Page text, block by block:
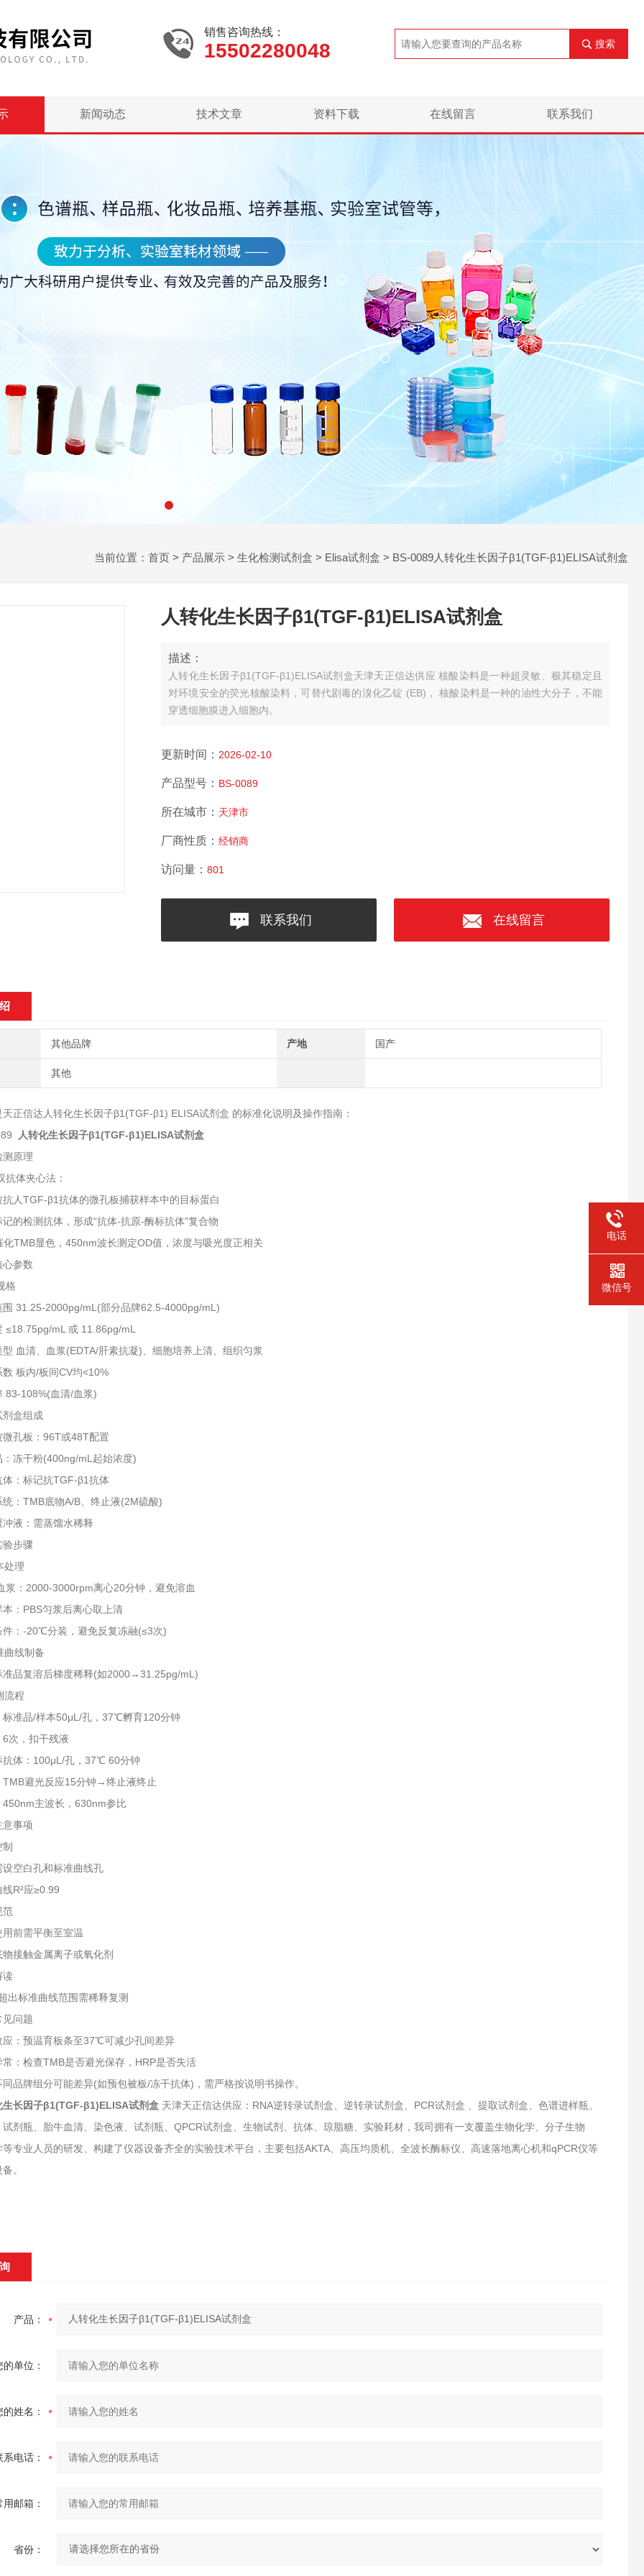
销售咨询热线：
15502280048 搜索
新闻动态 技术文章 资料下载 在线留言 联系我们
当前位置： 首页 > 产品展示 > 生化检测试剂盒 > Elisa试剂盒 > BS-0089人转化生长因子β1(TGF-β1)ELISA试剂盒
人转化生长因子β1(TGF-β1)ELISA试剂盒
描述：
人转化生长因子β1(TGF-β1)ELISA试剂盒天津天正信达供应 核酸染料是一种超灵敏、极其稳定且
对环境安全的荧光核酸染料，可替代剧毒的溴化乙锭 (EB)， 核酸染料是一种的油性大分子，不能
穿透细胞膜进入细胞内。
更新时间： 2026-02-10
产品型号： BS-0089
所在城市： 天津市
厂商性质： 经销商
访问量： 801
联系我们 在线留言
其他品牌 产地 国产
其他
信达人转化生长因子β1(TGF-β1) ELISA试剂盒‌ 的标准化说明及操作指南：
人转化生长因子β1(TGF-β1)ELISA试剂盒
原理
体夹心法‌：
TGF-β1抗体的微孔板捕获样本中的目标蛋白
检测抗体，形成“抗体-抗原-酶标抗体"复合物
显色，450nm波长测定OD值，浓度与吸光度正相关
参数
2000pg/mL(部分品牌62.5-4000pg/mL)
mL 或 11.86pg/mL
清、血浆(EDTA/肝素抗凝)、细胞培养上清、组织匀浆
内/板间CV均<10%
108%(血清/血浆)
盒组成
板‌：96T或48T配置
干粉(400ng/mL起始浓度)
标记抗TGF-β1抗体
TMB底物A/B、终止液(2M硫酸)
：需蒸馏水稀释
步骤
理‌
2000-3000rpm离心20分钟，避免溶血
PBS匀浆后离心取上清
-20℃分装，避免反复冻融(≤3次)
线制备‌
复溶后梯度稀释(如2000→31.25pg/mL)
程‌
品/样本50μL/孔，37℃孵育120分钟
，扣干残液
：100μL/孔，37℃ 60分钟
避光反应15分钟→终止液终止
主波长，630nm参比
事项
白孔和标准曲线孔
应≥0.99
需平衡至室温
触金属离子或氧化剂
标准曲线范围需稀释复测
问题
预温育板条至37℃可减少孔间差异
检查TMB是否避光保存，HRP是否失活
牌组分可能差异(如预包被板/冻干抗体)，需严格按说明书操作。
生长因子β1(TGF-β1)ELISA试剂盒 天津天正信达供应：RNA逆转录试剂盒、逆转录试剂盒、PCR试剂盒 、提取试剂盒、色谱进样瓶、
试剂瓶、胎牛血清、染色液、试剂瓶、QPCR试剂盒、生物试剂、抗体、琼脂糖、实验耗材，我司拥有一支覆盖生物化学、分子生物
等专业人员的研发、构建了仪器设备齐全的实验技术平台，主要包括AKTA、高压均质机、全波长酶标仪、高速落地离心机和qPCR仪等
。
产品：
的单位：
的姓名：
系电话：
用邮箱：
省份：
电话
微信号